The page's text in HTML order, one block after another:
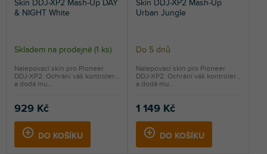
Skin DDJ-XP2 Mash-Up DAY
& NIGHT White
Skladem na prodejně (1 ks)
929 Kč
DO KOŠÍKU
Nalepovací skin pro Pioneer
DDJ-XP2. Ochrání váš kontroler
a dodá mu...
Skin DDJ-XP2 Mash-Up
Urban Jungle
Do 5 dnů
1 149 Kč
DO KOŠÍKU
Nalepovací skin pro Pioneer
DDJ-XP2. Ochrání váš kontroler
a dodá mu...